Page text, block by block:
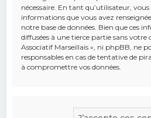
nécessaire. En tant qu’utilisateur,
informations que vous avez
notre base de données. Bien que ces
diffusées à une tierce partie sans
Associatif Marseillais », ni phpBB, ne
responsables en cas de tentative de
à compromettre vos données.